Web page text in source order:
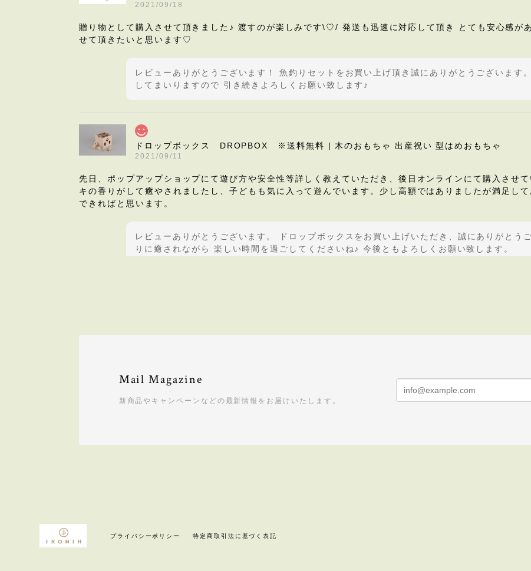
2021/09/18
贈り物として購入させて頂きました♪ 渡すのが楽しみです\♡︎/ 発送も迅速に対応して頂き とても安心感が
せて頂きたいと思います♡︎
レビューありがとうございます！ 魚釣りセットをお買い上げ頂き誠にありがとうございます
してまいりますので 引き続きよろしくお願い致します♪
ドロップボックス DROPBOX ※送料無料 | 木のおもちゃ 出産祝い 型はめおもちゃ
2021/09/11
先日、ポップアップショップにて遊び方や安全性等詳しく教えていただき、後日オンラインにて購入させ
キの香りがして癒やされましたし、子どもも気に入って遊んでいます。少し高額ではありましたが満足し
できればと思います。
レビューありがとうございます。 ドロップボックスをお買い上げいただき、誠にありがとう
りに癒されながら 楽しい時間を過ごしてくださいね♪ 今後ともよろしくお願い致します。
レビューありがとうございます。 ミニキッチン、食材セットをお買い上げいただき誠にあり
Mail Magazine
新商品やキャンペーンなどの最新情報をお届けいたします。
プライバシーポリシー 特定商取引法に基づく表記